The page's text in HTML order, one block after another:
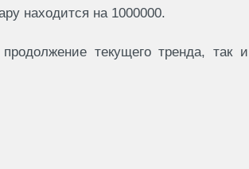
находится на 1000000.
текущего тренда, так и